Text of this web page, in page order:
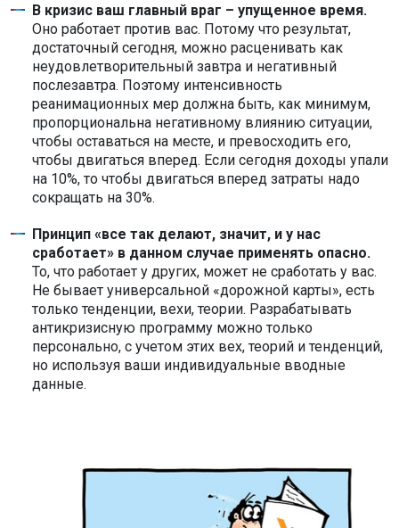
В кризис ваш главный враг – упущенное время.
Оно работает против вас. Потому что результат,
достаточный сегодня, можно расценивать как
неудовлетворительный завтра и негативный
послезавтра. Поэтому интенсивность
реанимационных мер должна быть, как минимум,
пропорциональна негативному влиянию ситуации,
чтобы оставаться на месте, и превосходить его,
чтобы двигаться вперед. Если сегодня доходы упали
на 10%, то чтобы двигаться вперед затраты надо
сокращать на 30%.
Принцип «все так делают, значит, и у нас
сработает» в данном случае применять опасно.
То, что работает у других, может не сработать у вас.
Не бывает универсальной «дорожной карты», есть
только тенденции, вехи, теории. Разрабатывать
антикризисную программу можно только
персонально, с учетом этих вех, теорий и тенденций,
но используя ваши индивидуальные вводные
данные.